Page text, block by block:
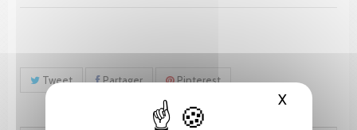
XMasquer
Tweet Partager Pinterest